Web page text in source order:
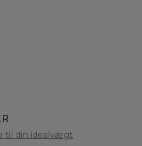
til din idealvægt